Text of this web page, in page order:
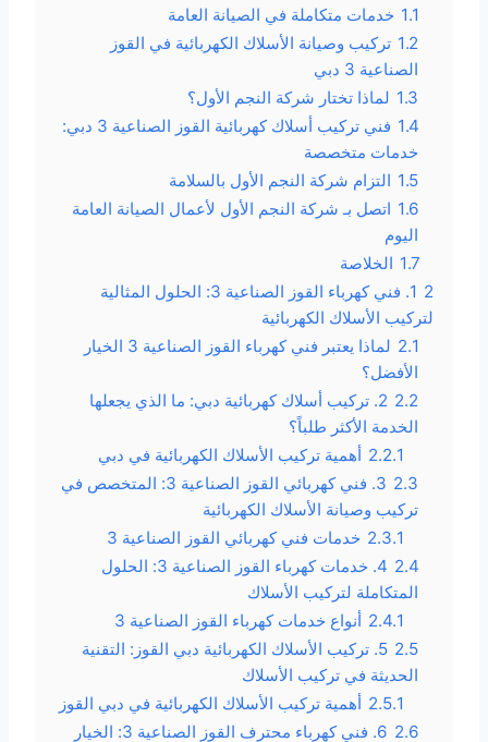
1.1 خدمات متكاملة في الصيانة العامة
1.2 تركيب وصيانة الأسلاك الكهربائية في القوز
الصناعية 3 دبي
1.3 لماذا تختار شركة النجم الأول؟
1.4
فني تركيب أسلاك كهربائية القوز الصناعية 3 دبي:
خدمات متخصصة
1.5 التزام شركة النجم الأول بالسلامة
1.6 اتصل بـ شركة النجم الأول لأعمال الصيانة العامة
اليوم
1.7 الخلاصة
2
1. فني كهرباء القوز الصناعية 3: الحلول المثالية
لتركيب الأسلاك الكهربائية
2.1
لماذا يعتبر فني كهرباء القوز الصناعية 3 الخيار
الأفضل؟
2.2
2. تركيب أسلاك كهربائية دبي: ما الذي يجعلها
الخدمة الأكثر طلباً؟
2.2.1 أهمية تركيب الأسلاك الكهربائية في دبي
2.3
3. فني كهربائي القوز الصناعية 3: المتخصص في
تركيب وصيانة الأسلاك الكهربائية
2.3.1 خدمات فني كهربائي القوز الصناعية 3
2.4
4. خدمات كهرباء القوز الصناعية 3: الحلول
المتكاملة لتركيب الأسلاك
2.4.1 أنواع خدمات كهرباء القوز الصناعية 3
2.5
5. تركيب الأسلاك الكهربائية دبي القوز: التقنية
الحديثة في تركيب الأسلاك
2.5.1 أهمية تركيب الأسلاك الكهربائية في دبي القوز
2.6
6. فني كهرباء محترف القوز الصناعية 3: الخيار